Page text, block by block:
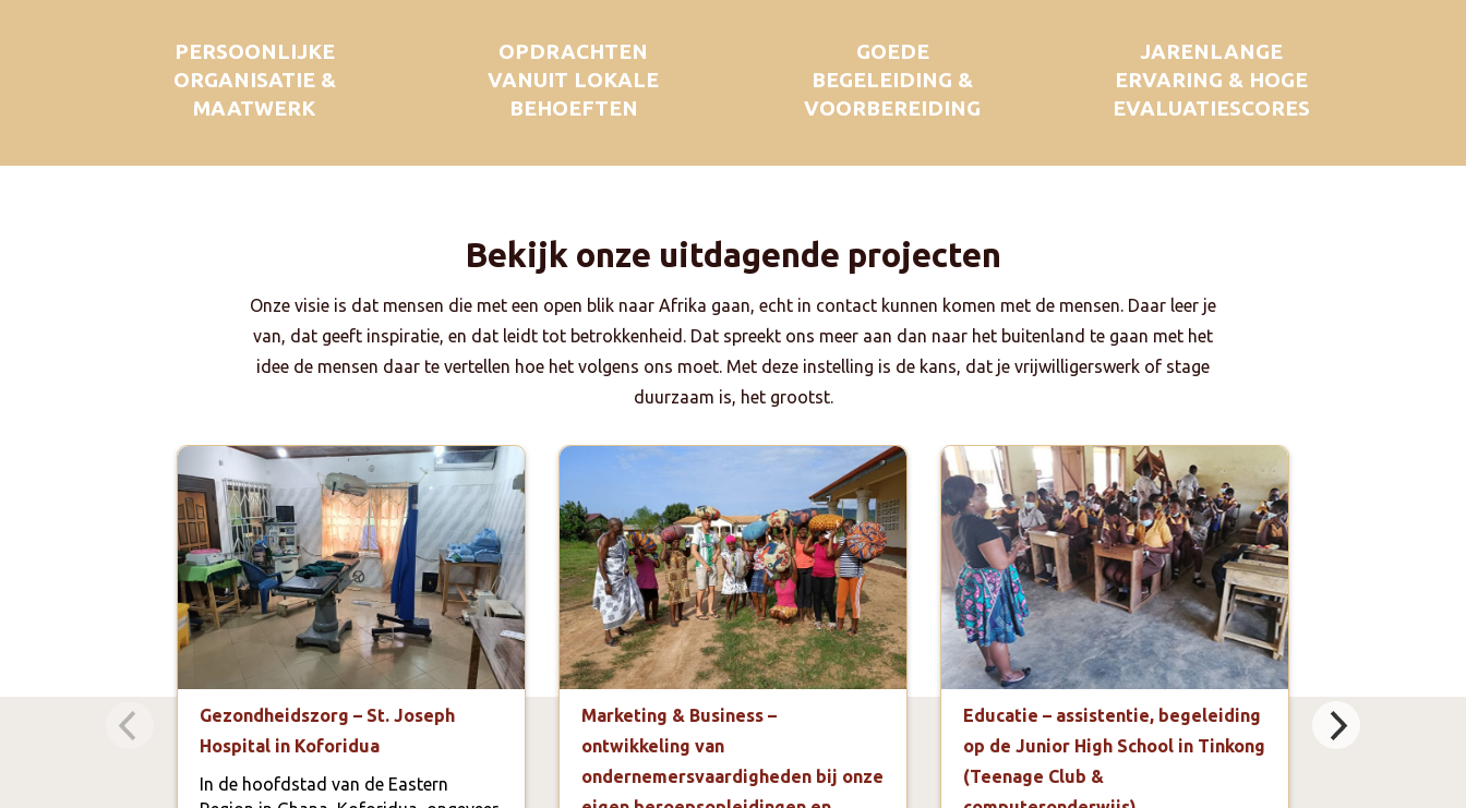
PERSOONLIJKE
ORGANISATIE &
MAATWERK
OPDRACHTEN
VANUIT LOKALE
BEHOEFTEN
GOEDE
BEGELEIDING &
VOORBEREIDING
JARENLANGE
ERVARING & HOGE
EVALUATIESCORES
Bekijk onze uitdagende projecten
Onze visie is dat mensen die met een open blik naar Afrika gaan, echt in contact kunnen komen met de mensen. Daar leer je
van, dat geeft inspiratie, en dat leidt tot betrokkenheid. Dat spreekt ons meer aan dan naar het buitenland te gaan met het
idee de mensen daar te vertellen hoe het volgens ons moet. Met deze instelling is de kans, dat je vrijwilligerswerk of stage
duurzaam is, het grootst.
Gezondheidszorg – St. Joseph
Hospital in Koforidua
In de hoofdstad van de Eastern
Marketing & Business –
ontwikkeling van
ondernemersvaardigheden bij onze
Educatie – assistentie, begeleiding
op de Junior High School in Tinkong
(Teenage Club &